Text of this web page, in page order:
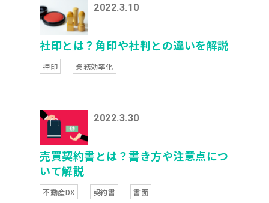
2022.3.10
社印とは？角印や社判との違いを解説
押印 業務効率化
2022.3.30
売買契約書とは？書き方や注意点につ
いて解説
不動産DX 契約書 書面